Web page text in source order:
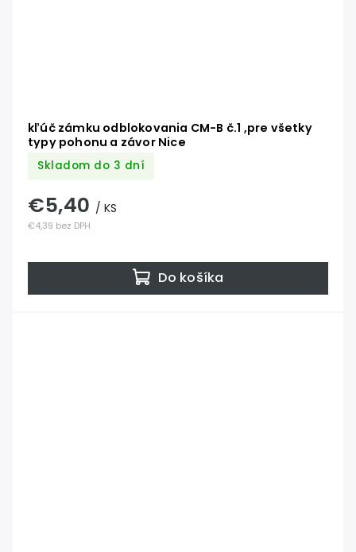
kľúč zámku odblokovania CM-B č.1 ,pre všetky
typy pohonu a závor Nice
Skladom do 3 dní
€4,39 bez DPH
€5,40 / KS
Do košíka